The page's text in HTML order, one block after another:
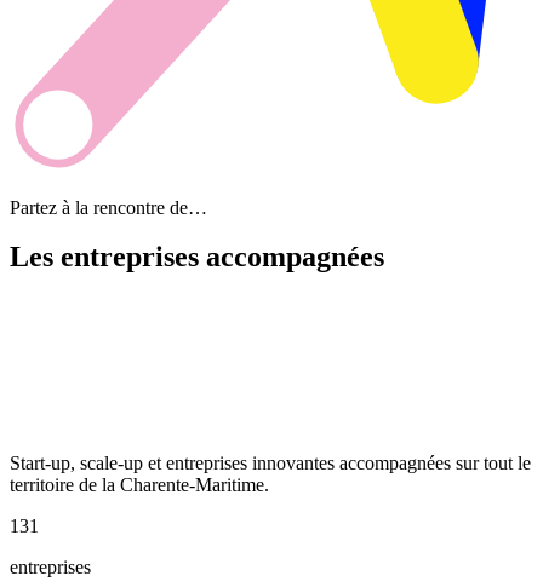
Partez à la rencontre de…
Les entreprises accompagnées
Start-up, scale-up et entreprises innovantes accompagnées sur tout le
territoire de la Charente-Maritime.
131
entreprises